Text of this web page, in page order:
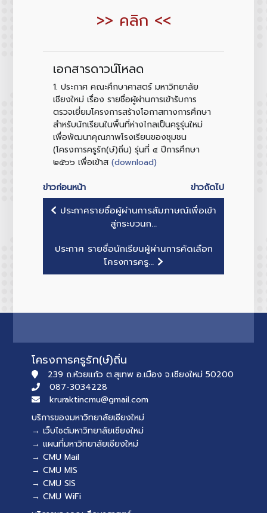
>> คลิก <<
เอกสารดาวน์โหลด
1. ประกาศ คณะศึกษาศาสตร์ มหาวิทยาลัย
เชียงใหม่ เรื่อง รายชื่อผู้ผ่านการเข้ารับการ
ตรวจเยี่ยมโครงการสร้างโอกาสทางการศึกษา
สำหรับนักเรียนในพื้นที่ห่างไกลเป็นครูรุ่นใหม่
เพื่อพัฒนาคุณภาพโรงเรียนของชุมชน
(โครงการครูรัก(ษ์)ถิ่น) รุ่นที่ ๔ ปีการศึกษา
๒๕๖๖ เพื่อเข้าส (download)
ข่าวก่อนหน้า
ข่าวถัดไป
ประกาศรายชื่อผู้ผ่านการสัมภาษณ์เพื่อเข้า
สู่กระบวนก...
ประกาศ รายชื่อนักเรียนผู้ผ่านการคัดเลือก
โครงการครู...
โครงการครูรัก(ษ์)ถิ่น
239 ถ.ห้วยแก้ว ต.สุเทพ อ.เมือง จ.เชียงใหม่ 50200
087-3034228
kruraktincmu@gmail.com
บริการของมหาวิทยาลัยเชียงใหม่
→ เว็บไซต์มหาวิทยาลัยเชียงใหม่
→ แผนที่มหาวิทยาลัยเชียงใหม่
→ CMU Mail
→ CMU MIS
→ CMU SIS
→ CMU WiFi